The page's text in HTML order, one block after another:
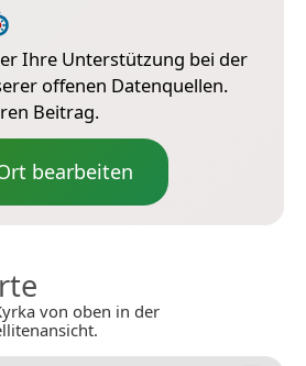
Ihre Unterstützung bei der
offenen Datenquellen.
Beitrag.
bearbeiten
von oben in der